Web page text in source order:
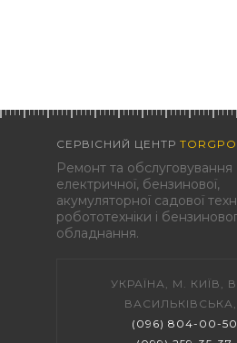
СЕРВІСНИЙ ЦЕНТР
Ремонт та обслуговування
електричної, бензинової,
акумуляторної садової
робототехніки і
обладнання.
УКРАЇНА, М. КИЇВ,
ВАСИЛЬКІВСЬКА,
(096) 804-00-50